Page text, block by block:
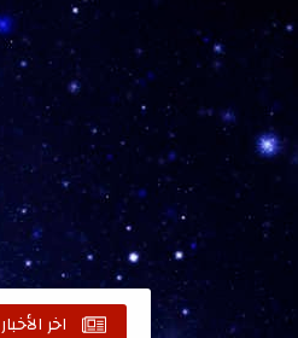
اخر الأخبار